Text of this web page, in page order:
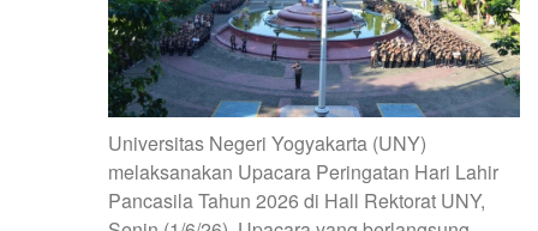
Universitas Negeri Yogyakarta (UNY)
melaksanakan Upacara Peringatan Hari Lahir
Pancasila Tahun 2026 di Hall Rektorat UNY,